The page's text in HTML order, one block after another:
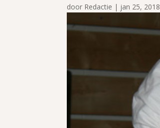
door Redactie | jan 25, 2018